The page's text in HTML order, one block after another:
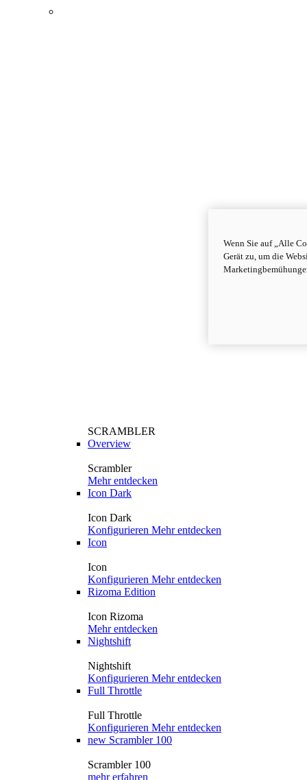
SCRAMBLER
Overview
Scrambler
Mehr entdecken
Icon Dark
Icon Dark
Konfigurieren Mehr entdecken
Icon
Icon
Konfigurieren Mehr entdecken
Rizoma Edition
Icon Rizoma
Mehr entdecken
Nightshift
Nightshift
Konfigurieren Mehr entdecken
Full Throttle
Full Throttle
Konfigurieren Mehr entdecken
new Scrambler 100
Scrambler 100
mehr erfahren
Wenn Sie auf „Alle
Gerät zu, um die